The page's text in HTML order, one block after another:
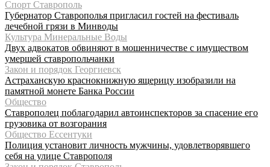
Спорт Ставрополь
Губернатор Ставрополья пригласил гостей на фестиваль
лечебной грязи в Минводы
Культура Минеральные Воды
Двух адвокатов обвиняют в мошенничестве с имуществом
умершей ставропольчанки
Закон и порядок Георгиевск
Астраханскую краснокнижную ящерицу изобразили на
памятной монете Банка России
Общество
Ставрополец поблагодарил автоинспекторов за спасение его
грузовика от возгорания
Общество Ессентуки
Полиция установит личность мужчины, удовлетворявшего
себя на улице Ставрополя